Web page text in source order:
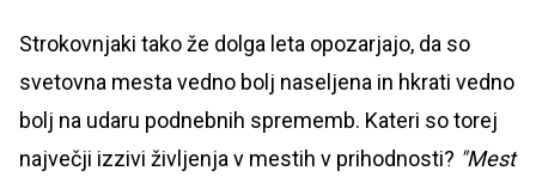
Strokovnjaki tako že dolga leta opozarjajo, da so
svetovna mesta vedno bolj naseljena in hkrati vedno
bolj na udaru podnebnih sprememb. Kateri so torej
največji izzivi življenja v mestih v prihodnosti? "Mest